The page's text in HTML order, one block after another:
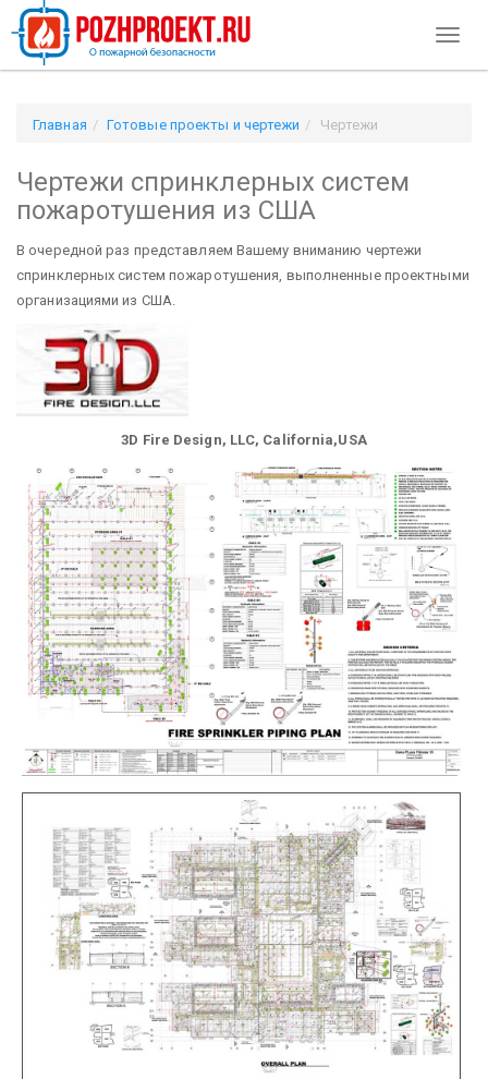
Главная Готовые проекты и чертежи
Чертежи
Чертежи спринклерных систем
пожаротушения из США
В очередной раз представляем Вашему вниманию чертежи
спринклерных систем пожаротушения, выполненные проектными
организациями из США.
3D Fire Design, LLC, California,USA